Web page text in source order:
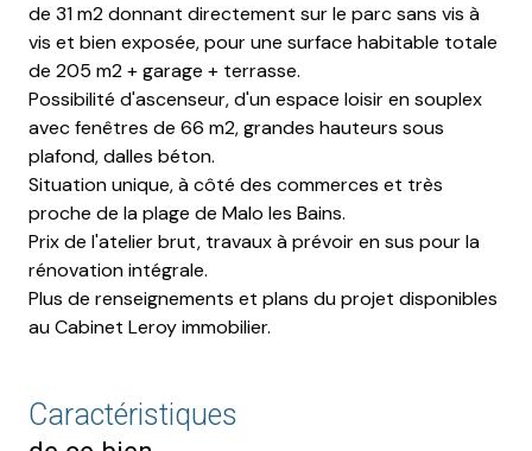
de 31 m2 donnant directement sur le parc sans vis à
vis et bien exposée, pour une surface habitable totale
de 205 m2 + garage + terrasse.
Possibilité d'ascenseur, d'un espace loisir en souplex
avec fenêtres de 66 m2, grandes hauteurs sous
plafond, dalles béton.
Situation unique, à côté des commerces et très
proche de la plage de Malo les Bains.
Prix de l'atelier brut, travaux à prévoir en sus pour la
rénovation intégrale.
Plus de renseignements et plans du projet disponibles
au Cabinet Leroy immobilier.
Caractéristiques